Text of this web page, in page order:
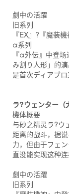
劇中の活躍
旧系列
『EX』?『魔装
α系列
『α外伝』中登
み割り人形」的
是首次ディアブロ
ラ?ウェンター（
機体概要
与砂之精灵ラ?ウ
距离的战斗，据
力，但由于フェ
直没能实现这种
劇中の活躍
旧系列